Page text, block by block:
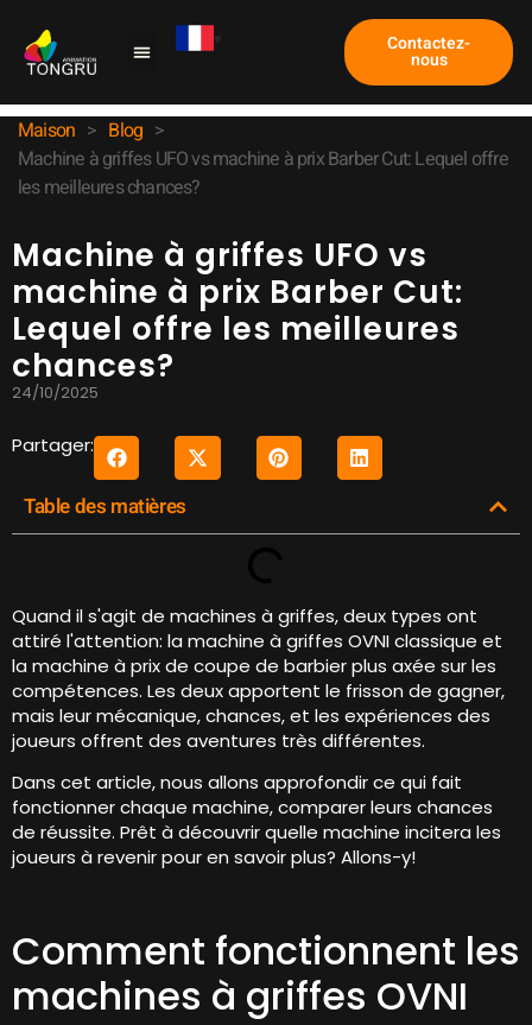
Contactez-
nous
Maison > Blog >
Machine à griffes UFO vs machine à prix Barber Cut: Lequel offre
les meilleures chances?
Machine à griffes UFO vs
machine à prix Barber Cut:
Lequel offre les meilleures
chances?
24/10/2025
Partager:
Table des matières
Quand il s'agit de machines à griffes, deux types ont
attiré l'attention: la machine à griffes OVNI classique et
la machine à prix de coupe de barbier plus axée sur les
compétences. Les deux apportent le frisson de gagner,
mais leur mécanique, chances, et les expériences des
joueurs offrent des aventures très différentes.
Dans cet article, nous allons approfondir ce qui fait
fonctionner chaque machine, comparer leurs chances
de réussite. Prêt à découvrir quelle machine incitera les
joueurs à revenir pour en savoir plus? Allons-y!
Comment fonctionnent les
machines à griffes OVNI